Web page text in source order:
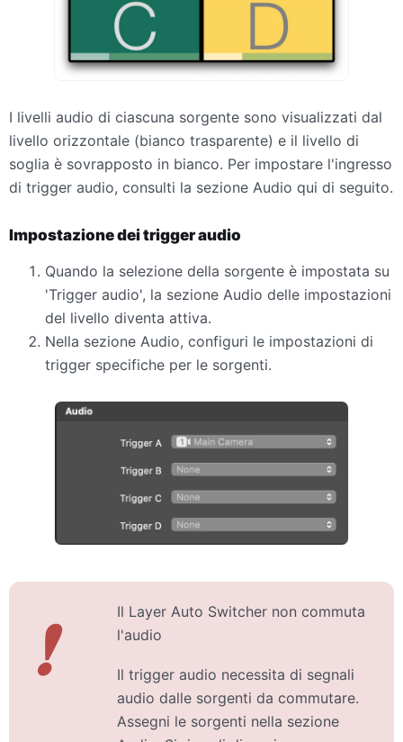
I livelli audio di ciascuna sorgente sono visualizzati dal
livello orizzontale (bianco trasparente) e il livello di
soglia è sovrapposto in bianco. Per impostare l'ingresso
di trigger audio, consulti la sezione Audio qui di seguito.
Impostazione dei trigger audio
Quando la selezione della sorgente è impostata su
'Trigger audio', la sezione Audio delle impostazioni
del livello diventa attiva.
Nella sezione Audio, configuri le impostazioni di
trigger specifiche per le sorgenti.
❗
Il Layer Auto Switcher non commuta
l'audio
Il trigger audio necessita di segnali
audio dalle sorgenti da commutare.
Assegni le sorgenti nella sezione